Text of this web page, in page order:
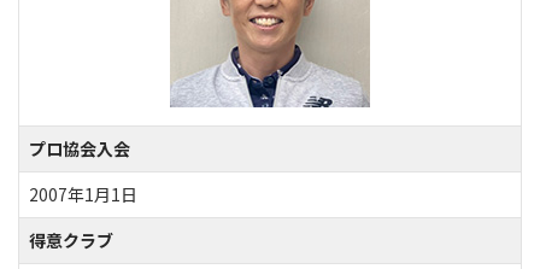
プロ協会入会
2007年1月1日
得意クラブ